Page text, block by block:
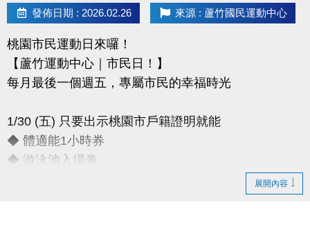
◆4/6（一）可至臉書或 IG 查看
【#比賽組別】男雙 女雙
國小中年級組 國小高年級組 國中組
---------------------------------------------
（一）報名請攜帶學生證為憑，不可降級參加。
（二）比賽當日報到請出示身分證或健保卡，以備查
核。
（三）超過比賽時間 3 分鐘未出賽者，以棄權論（以
發佈日期 : 2026.02.26 來源 : 蘆竹國民運動中心
桃園市民運動日來囉！
【蘆竹運動中心｜市民日！】
每月最後一個週五，專屬市民的幸福時光
1/30 (五) 只要出示桃園市戶籍證明就能
◆ 體適能1小時券
◆ 游泳池入場券
展開內容